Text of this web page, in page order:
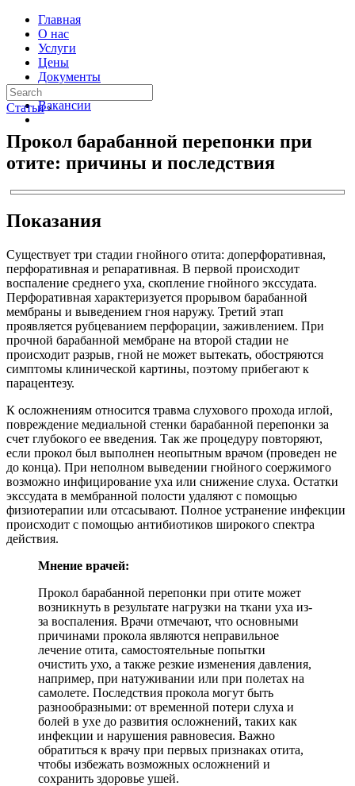
Главная
О нас
Услуги
Цены
Документы
Контакты
Вакансии
Статьи ›
Прокол барабанной перепонки при
отите: причины и последствия
Показания
Существует три стадии гнойного отита: доперфоративная,
перфоративная и репаративная. В первой происходит
воспаление среднего уха, скопление гнойного экссудата.
Перфоративная характеризуется прорывом барабанной
мембраны и выведением гноя наружу. Третий этап
проявляется рубцеванием перфорации, заживлением. При
прочной барабанной мембране на второй стадии не
происходит разрыв, гной не может вытекать, обостряются
симптомы клинической картины, поэтому прибегают к
парацентезу.
К осложнениям относится травма слухового прохода иглой,
повреждение медиальной стенки барабанной перепонки за
счет глубокого ее введения. Так же процедуру повторяют,
если прокол был выполнен неопытным врачом (проведен не
до конца). При неполном выведении гнойного соержимого
возможно инфицирование уха или снижение слуха. Остатки
экссудата в мембранной полости удаляют с помощью
физиотерапии или отсасывают. Полное устранение инфекции
происходит с помощью антибиотиков широкого спектра
действия.
Мнение врачей:
Прокол барабанной перепонки при отите может
возникнуть в результате нагрузки на ткани уха из-
за воспаления. Врачи отмечают, что основными
причинами прокола являются неправильное
лечение отита, самостоятельные попытки
очистить ухо, а также резкие изменения давления,
например, при натуживании или при полетах на
самолете. Последствия прокола могут быть
разнообразными: от временной потери слуха и
болей в ухе до развития осложнений, таких как
инфекции и нарушения равновесия. Важно
обратиться к врачу при первых признаках отита,
чтобы избежать возможных осложнений и
сохранить здоровье ушей.